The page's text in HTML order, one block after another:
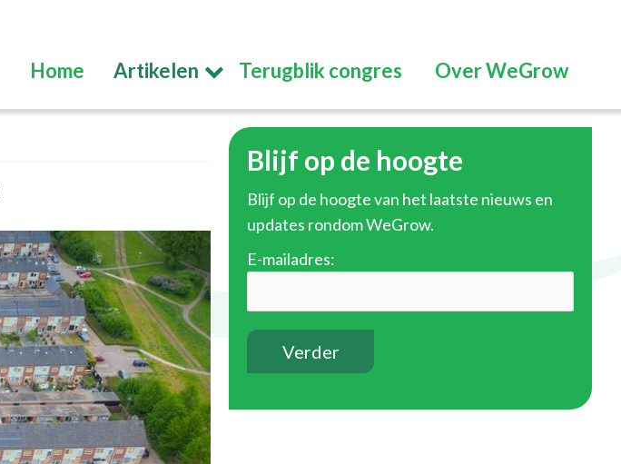
Home Artikelen Terugblik congres Over WeGrow
Blijf op de hoogte
Blijf op de hoogte van het laatste nieuws en
updates rondom WeGrow.
E-mailadres: